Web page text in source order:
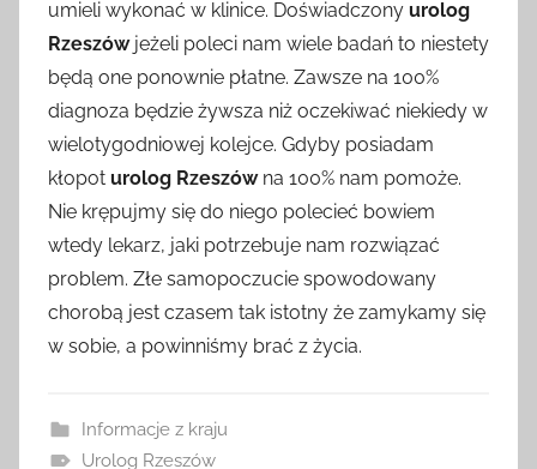
umieli wykonać w klinice. Doświadczony urolog
Rzeszówjeżeli poleci nam wiele badań to niestety
będą one ponownie płatne. Zawsze na 100%
diagnoza będzie żywsza niż oczekiwać niekiedy w
wielotygodniowej kolejce. Gdyby posiadam
kłopot urolog Rzeszówna 100% nam pomoże.
Nie krępujmy się do niego polecieć bowiem
wtedy lekarz, jaki potrzebuje nam rozwiązać
problem. Złe samopoczucie spowodowany
chorobą jest czasem tak istotny że zamykamy się
w sobie, a powinniśmy brać z życia.
Informacje z kraju
Urolog Rzeszów